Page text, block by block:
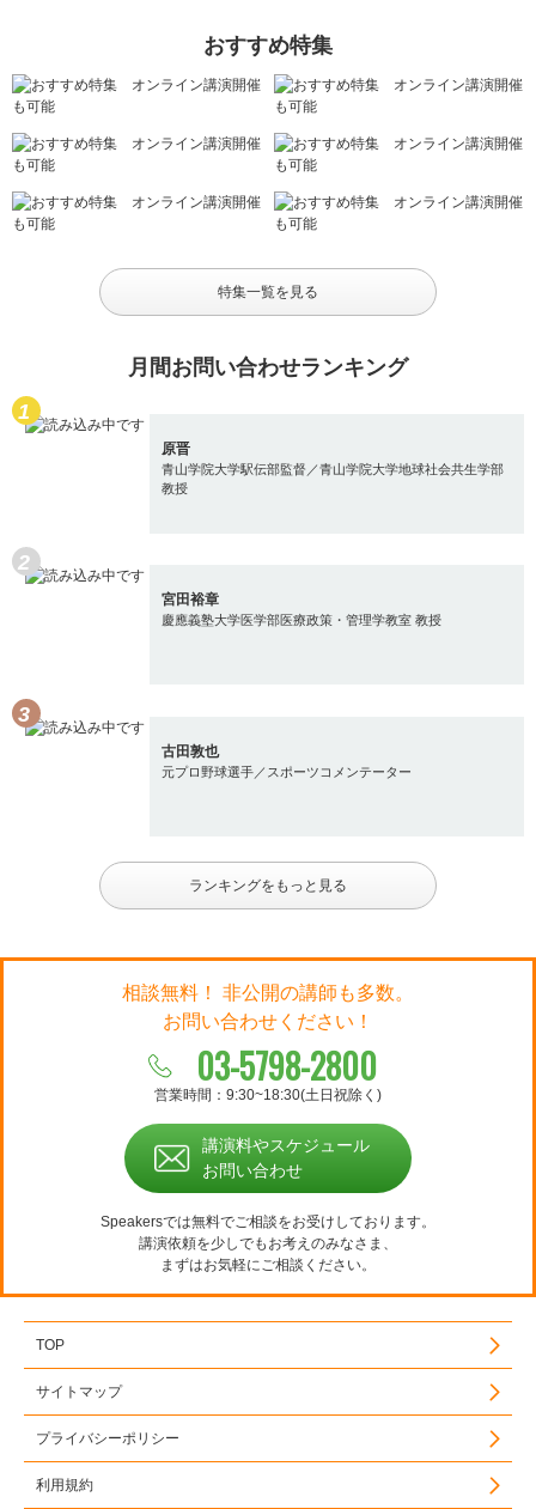
おすすめ特集
特集一覧を見る
月間お問い合わせランキング
原晋
青山学院大学駅伝部監督／青山学院大学地球社会共生学部
教授
宮田裕章
慶應義塾大学医学部医療政策・管理学教室 教授
古田敦也
元プロ野球選手／スポーツコメンテーター
ランキングをもっと見る
相談無料！ 非公開の講師も多数。
お問い合わせください！
03-5798-2800
営業時間：9:30~18:30(土日祝除く)
講演料やスケジュール
お問い合わせ
Speakersでは無料でご相談をお受けしております。
講演依頼を少しでもお考えのみなさま、
まずはお気軽にご相談ください。
TOP
サイトマップ
プライバシーポリシー
利用規約